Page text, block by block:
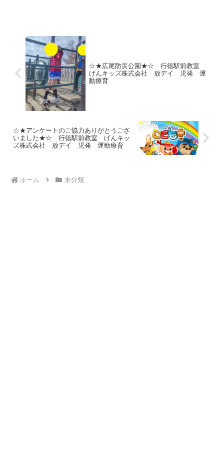
☆★広尾防災公園★☆ 行徳駅前教室
げんキッズ株式会社 放デイ 児発 運
動療育
☆★アンケートのご協力ありがとうござ
いました★☆ 行徳駅前教室 げんキッ
ズ株式会社 放デイ 児発 運動療育
ホーム 未分類